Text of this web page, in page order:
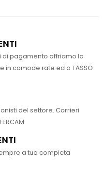
di pagamento offriamo la
in comode rate ed a TASSO
del settore. Corrieri
a tua completa